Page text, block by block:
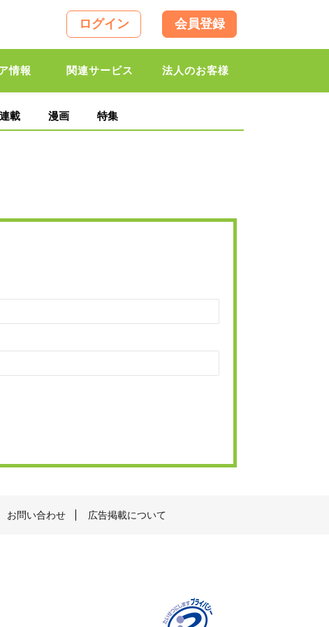
ログイン 会員登録
情報 関連サービス 法人のお客様
連載 漫画 特集
お問い合わせ 広告掲載について